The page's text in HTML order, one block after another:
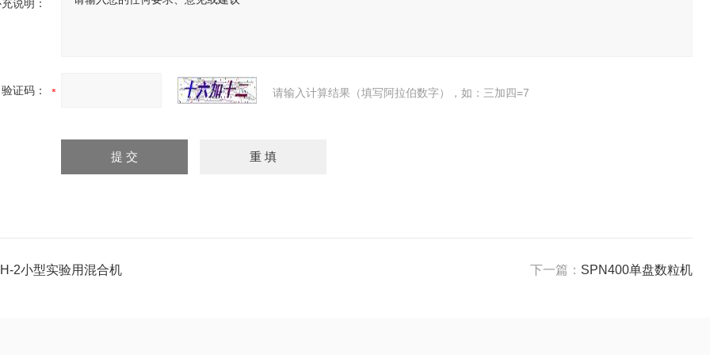
说明：
验证码： 请输入计算结果（填写阿拉伯数字），如：三加四=7
2小型实验用混合机 下一篇： SPN400单盘数粒机